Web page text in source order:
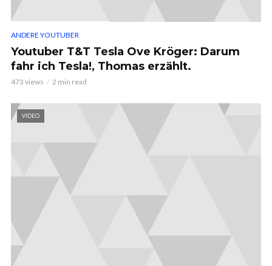
ANDERE YOUTUBER
Youtuber T&T Tesla Ove Kröger: Darum
fahr ich Tesla!, Thomas erzählt.
473 views 2 min read
VIDEO